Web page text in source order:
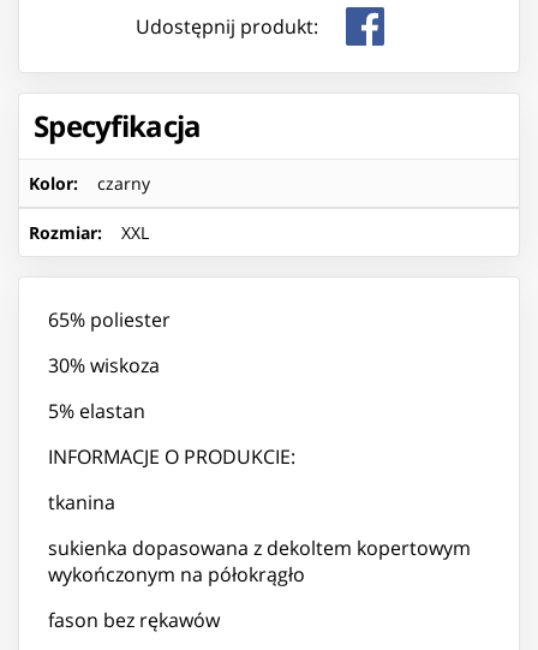
Udostępnij produkt:
Specyfikacja
Kolor: czarny
Rozmiar: XXL
65% poliester
30% wiskoza
5% elastan
INFORMACJE O PRODUKCIE:
tkanina
sukienka dopasowana z dekoltem kopertowym
wykończonym na półokrągło
fason bez rękawów